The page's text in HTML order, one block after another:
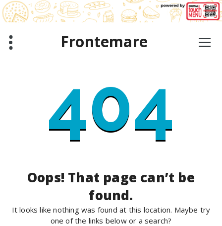
Skip
to
content
Frontemare
404
Oops! That page can’t be
found.
It looks like nothing was found at this location. Maybe try
one of the links below or a search?